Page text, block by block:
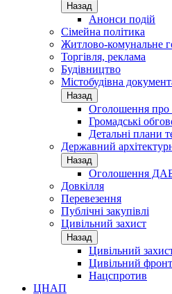
Назад
Анонси подій
Сімейна політика
Житлово-комунальне
Торгівля, реклама
Будівництво
Містобудівна
Назад
Оголошення про
Громадські
Детальні плани
Державний
Назад
Оголошення
Довкілля
Перевезення
Публічні закупівлі
Цивільний захист
Назад
Цивільний
Цивільний фронт
Нацспротив
ЦНАП